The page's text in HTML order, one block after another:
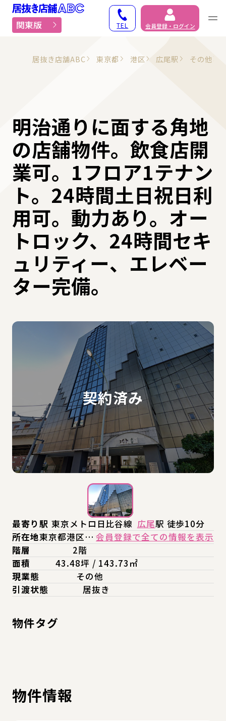
居抜き物件・貸店舗で
関東版 TEL 会員登録・ログイン
居抜き店舗ABC 東京都 港区 広尾駅 その他
明治通りに⾯する⾓地
の店舗物件。飲食店開
業可。1フロア1テナン
ト。24時間⼟⽇祝⽇利
⽤可。動⼒あり。オー
トロック、24時間セキ
ュリティー、エレベー
ター完備。
最寄り駅 東京メトロ日比谷線 広尾駅 徒歩10分
所在地東京都港区… 会員登録で全ての情報を表示
階層
2階
面積
43.48坪 / 143.73㎡
現業態
その他
引渡状態
居抜き
物件タグ
物件情報